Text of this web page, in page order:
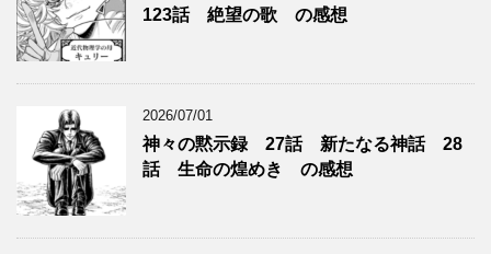
123話 絶望の歌 の感想
2026/07/01
神々の黙示録 27話 新たなる神話 28
話 生命の煌めき の感想